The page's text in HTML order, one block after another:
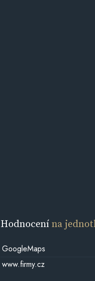
Hodnocenína
GoogleMaps
www.firmy.cz